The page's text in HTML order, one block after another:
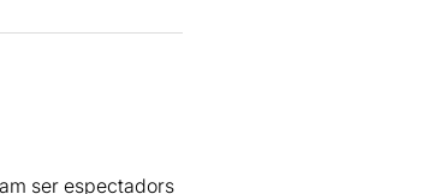
a nosaltres
i mirar als ulls
i és cert
certa
ser espectadors